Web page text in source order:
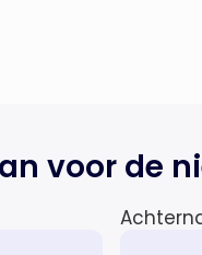
voor de